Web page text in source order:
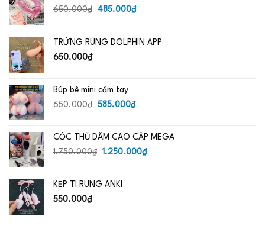
650.000₫
Giá
650.000₫.
485.000₫Giá
là:
TRỨNG RUNG DOLPHIN APP
650.000₫
Búp bê mini cầm tay
650.000₫
Giá
650.000₫.
585.000₫Giá
là:
585.000₫.
CỐC THỦ DÂM CAO CẤP MEGA
1.750.000₫
Giá
1.750.000₫.
1.250.000₫Giá
KẸP TI RUNG ANKI
550.000₫